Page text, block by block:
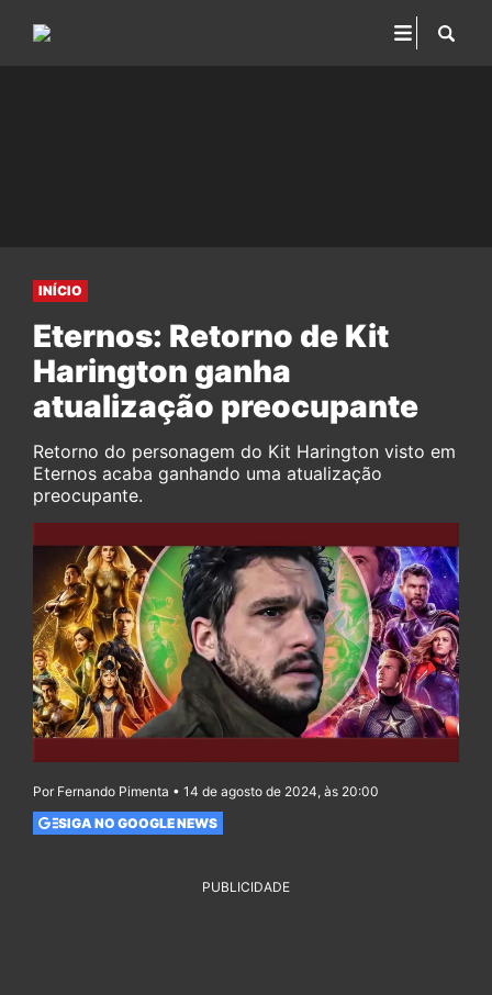
INÍCIO
Eternos: Retorno de Kit
Harington ganha
atualização preocupante
Retorno do personagem do Kit Harington visto em
Eternos acaba ganhando uma atualização
preocupante.
Por Fernando Pimenta • 14 de agosto de 2024, às 20:00
SIGA NO GOOGLE NEWS
PUBLICIDADE